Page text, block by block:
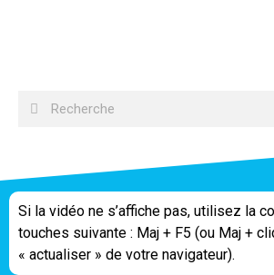
Si la vidéo ne s’affiche pas, utilisez la
touches suivante : Maj + F5 (ou Maj +
« actualiser » de votre navigateur).